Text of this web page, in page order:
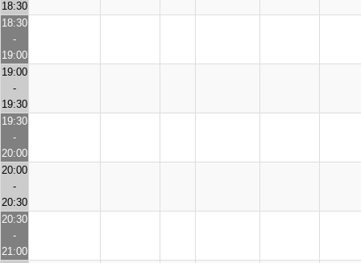
18:30
18:30
-
19:00
19:00
-
19:30
19:30
-
20:00
20:00
-
20:30
20:30
-
21:00